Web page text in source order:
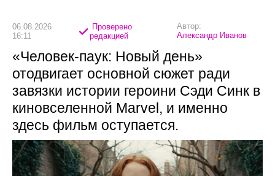
06.08.2026
16:11
Проверено
редакцией
Автор:
Александр Иванов
«Человек-паук: Новый день»
отодвигает основной сюжет ради
завязки истории героини Сэди Синк в
киновселенной Marvel, и именно
здесь фильм оступается.